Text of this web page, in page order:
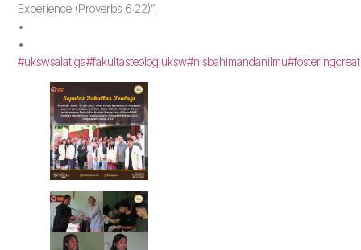
Experience (Proverbs 6:22)”.
•
•
#ukswsalatiga#fakultasteologiuksw#nisbahimandanilmu